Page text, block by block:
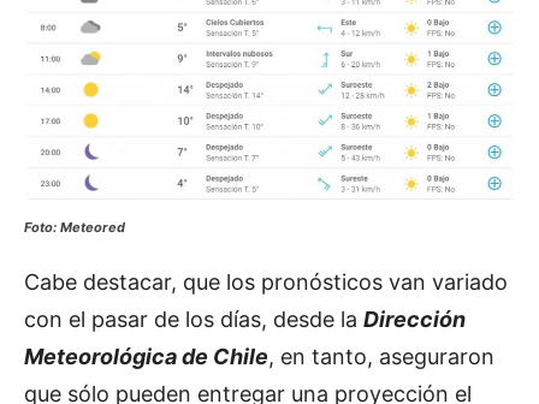
Foto: Meteored
Cabe destacar, que los pronósticos van variado
con el pasar de los días, desde la Dirección
Meteorológica de Chile, en tanto, aseguraron
que sólo pueden entregar una proyección el